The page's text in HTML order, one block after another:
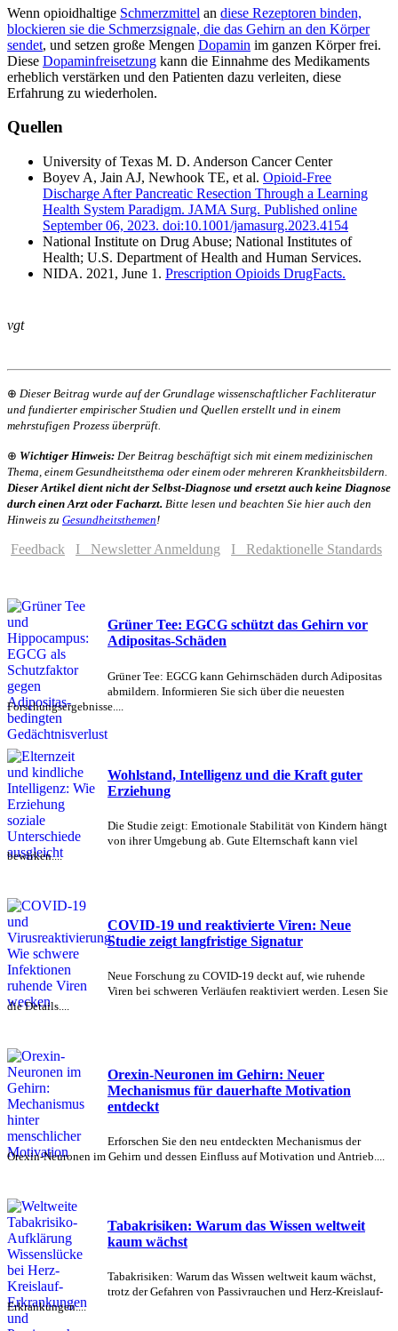
Wenn opioidhaltige Schmerzmittel an diese Rezeptoren binden,
blockieren sie die Schmerzsignale, die das Gehirn an den Körper
sendet, und setzen große Mengen Dopamin im ganzen Körper frei.
Diese Dopaminfreisetzung kann die Einnahme des Medikaments
erheblich verstärken und den Patienten dazu verleiten, diese
Erfahrung zu wiederholen.
Quellen
University of Texas M. D. Anderson Cancer Center
Boyev A, Jain AJ, Newhook TE, et al. Opioid-Free
Discharge After Pancreatic Resection Through a Learning
Health System Paradigm. JAMA Surg. Published online
September 06, 2023. doi:10.1001/jamasurg.2023.4154
National Institute on Drug Abuse; National Institutes of
Health; U.S. Department of Health and Human Services.
NIDA. 2021, June 1. Prescription Opioids DrugFacts.
vgt
⊕ Dieser Beitrag wurde auf der Grundlage wissenschaftlicher Fachliteratur
und fundierter empirischer Studien und Quellen erstellt und in einem
mehrstufigen Prozess überprüft.
⊕ Wichtiger Hinweis: Der Beitrag beschäftigt sich mit einem medizinischen
Thema, einem Gesundheitsthema oder einem oder mehreren Krankheitsbildern.
Dieser Artikel dient nicht der Selbst-Diagnose und ersetzt auch keine Diagnose
durch einen Arzt oder Facharzt. Bitte lesen und beachten Sie hier auch den
Hinweis zu Gesundheitsthemen!
Feedback I Newsletter Anmeldung I Redaktionelle Standards
Grüner Tee: EGCG schützt das Gehirn vor
Adipositas-Schäden
Grüner Tee: EGCG kann Gehirnschäden durch Adipositas
abmildern. Informieren Sie sich über die neuesten
Forschungsergebnisse....
Wohlstand, Intelligenz und die Kraft guter
Erziehung
Die Studie zeigt: Emotionale Stabilität von Kindern hängt
von ihrer Umgebung ab. Gute Elternschaft kann viel
bewirken....
COVID-19 und reaktivierte Viren: Neue
Studie zeigt langfristige Signatur
Neue Forschung zu COVID-19 deckt auf, wie ruhende
Viren bei schweren Verläufen reaktiviert werden. Lesen Sie
die Details....
Orexin-Neuronen im Gehirn: Neuer
Mechanismus für dauerhafte Motivation
entdeckt
Erforschen Sie den neu entdeckten Mechanismus der
Orexin-Neuronen im Gehirn und dessen Einfluss auf Motivation und Antrieb....
Tabakrisiken: Warum das Wissen weltweit
kaum wächst
Tabakrisiken: Warum das Wissen weltweit kaum wächst,
trotz der Gefahren von Passivrauchen und Herz-Kreislauf-
Erkrankungen....